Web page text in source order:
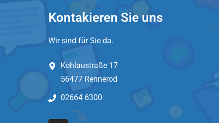
Kontakieren Sie uns
Wir sind für Sie da.
Kohlaustraße 17
56477 Rennerod
02664 6300